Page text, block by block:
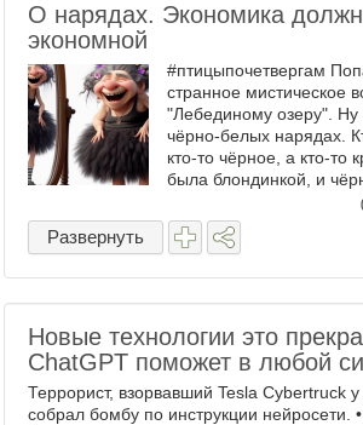
О нарядах. Экономика
экономной
#птицыпочетвергам
странное мистическое
"Лебединому озеру".
чёрно-белых нарядах.
кто-то чёрное, а кто-то
была блондинкой, и
очень шла. Но как-то
Вы всегда ...
Развернуть
Новые технологии это
ChatGPT поможет в любой
Террорист, взорвавший Tesla Cybertruck
собрал бомбу по инструкции